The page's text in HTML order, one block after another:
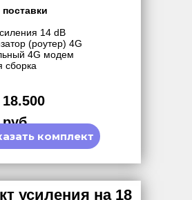
14 dB
(роутер) 4G
4G модем
сборка
усиления на 18
18.500
руб.
комплект